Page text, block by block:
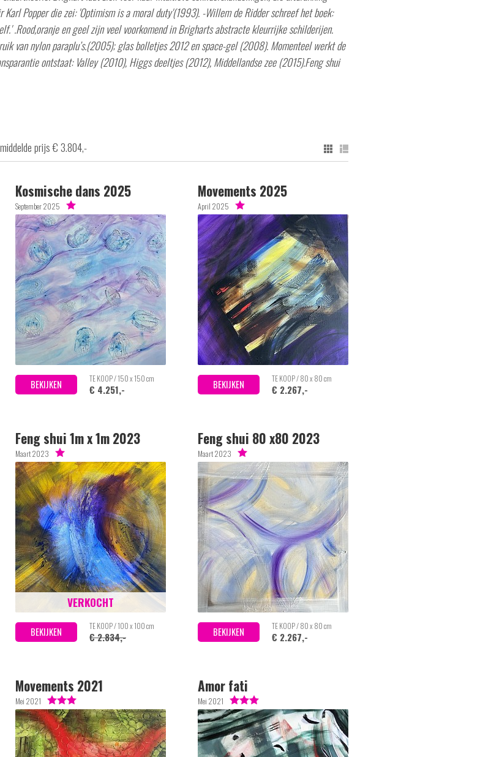
Karl Popper die zei: 'Optimism is a moral duty'(1993). -Willem de Ridder schreef het boek:
.Rood,oranje en geel zijn veel voorkomend in Brigharts abstracte kleurrijke schilderijen.
van nylon paraplu’s.(2005); glas bolletjes 2012 en space-gel (2008). Momenteel werkt de
ontstaat: Valley (2010), Higgs deeltjes (2012), Middellandse zee (2015).Feng shui
prijs € 3.804,-
September 2025
BEKIJKEN TE KOOP / 150 x 150 cm
€ 4.251,-
Kosmische dans 2025
April 2025
BEKIJKEN TE KOOP / 80 x 80 cm
€ 2.267,-
Movements 2025
Maart 2023
BEKIJKEN TE KOOP / 100 x 100 cm
€ 2.834,-
VERKOCHT
Feng shui 1m x 1m 2023
Maart 2023
BEKIJKEN TE KOOP / 80 x 80 cm
€ 2.267,-
Feng shui 80 x80 2023
Mei 2021
Movements 2021
Mei 2021
Amor fati